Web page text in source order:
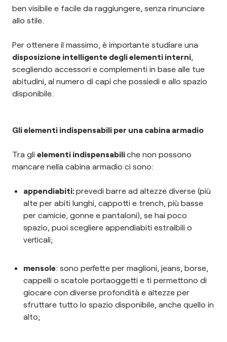
ben visibile e facile da raggiungere, senza rinunciare
allo stile.
Per ottenere il massimo, è importante studiare una
disposizione intelligente degli elementi interni,
scegliendo accessori e complementi in base alle tue
abitudini, al numero di capi che possiedi e allo spazio
disponibile.
Gli elementi indispensabili per una cabina armadio
Tra gli elementi indispensabiliche non possono
mancare nella cabina armadio ci sono:
appendiabiti:prevedi barre ad altezze diverse (più
alte per abiti lunghi, cappotti e trench, più basse
per camicie, gonne e pantaloni), se hai poco
spazio, puoi scegliere appendiabiti estraibili o
verticali;
mensole: sono perfette per maglioni, jeans, borse,
cappelli o scatole portaoggetti e ti permettono di
giocare con diverse profondità e altezze per
sfruttare tutto lo spazio disponibile, anche quello in
alto;